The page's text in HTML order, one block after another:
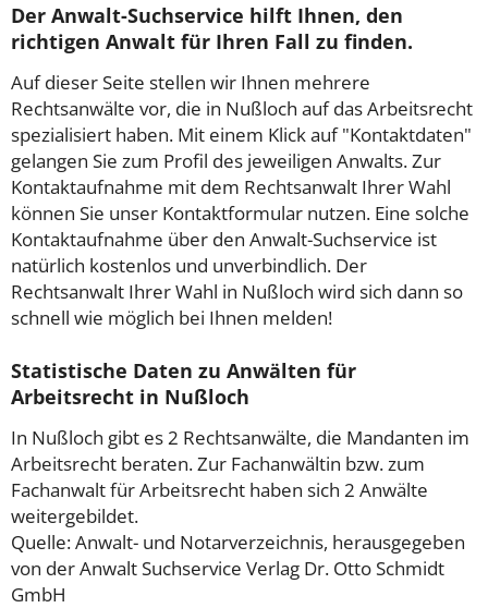
Der Anwalt-Suchservice hilft Ihnen, den
richtigen Anwalt für Ihren Fall zu finden.
Auf dieser Seite stellen wir Ihnen mehrere
Rechtsanwälte vor, die in Nußloch auf das Arbeitsrecht
spezialisiert haben. Mit einem Klick auf "Kontaktdaten"
gelangen Sie zum Profil des jeweiligen Anwalts. Zur
Kontaktaufnahme mit dem Rechtsanwalt Ihrer Wahl
können Sie unser Kontaktformular nutzen. Eine solche
Kontaktaufnahme über den Anwalt-Suchservice ist
natürlich kostenlos und unverbindlich. Der
Rechtsanwalt Ihrer Wahl in Nußloch wird sich dann so
schnell wie möglich bei Ihnen melden!
Statistische Daten zu Anwälten für
Arbeitsrecht in Nußloch
In Nußloch gibt es 2 Rechtsanwälte, die Mandanten im
Arbeitsrecht beraten. Zur Fachanwältin bzw. zum
Fachanwalt für Arbeitsrecht haben sich 2 Anwälte
weitergebildet.
Quelle: Anwalt- und Notarverzeichnis, herausgegeben
von der Anwalt Suchservice Verlag Dr. Otto Schmidt
GmbH